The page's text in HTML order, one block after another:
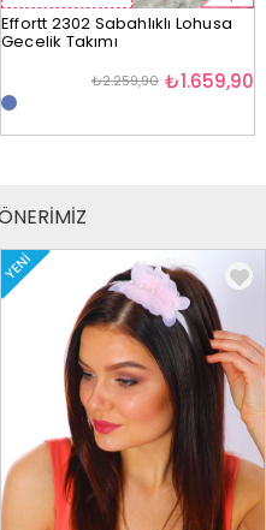
Effortt 2302 Sabahlıklı Lohusa
Gecelik Takımı
₺1.659,90
₺2.259,90
YENI